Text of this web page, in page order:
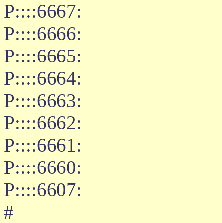
P::::6667:
P::::6666:
P::::6665:
P::::6664:
P::::6663:
P::::6662:
P::::6661:
P::::6660:
P::::6607:
#